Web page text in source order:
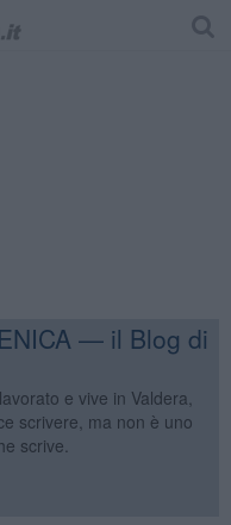
— il Blog di
e vive in Valdera,
scrivere, ma non è uno
scrive.